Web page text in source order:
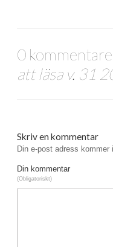
0
att läsa v. 31
Skriv en kommentar
Din e-post adress kommer
Din kommentar
(Obligatoriskt)